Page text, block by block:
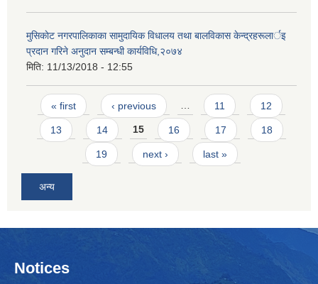
मुसिकाेट नगरपालिकाका सामुदायिक विधालय तथा बालविकास केन्द्रहरूलार्इ
प्रदान गरिने अनुदान सम्बन्धी कार्यविधि,२०७४
मिति: 11/13/2018 - 12:55
Pages
« first ‹ previous … 11 12
13 14 15 16 17 18
19 next › last »
अन्य
Notices